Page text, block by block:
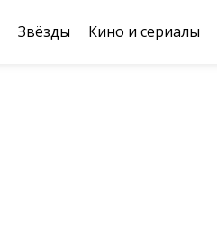
Звёзды Кино и сериалы